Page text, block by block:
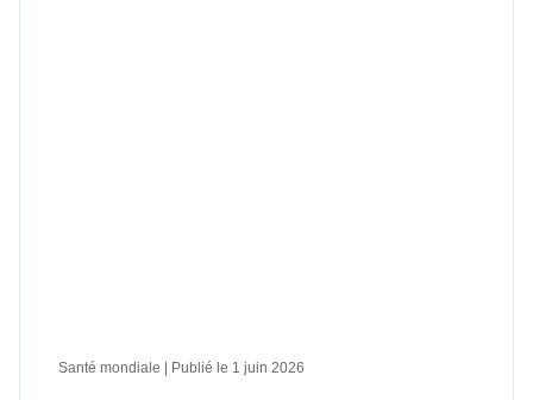
Santé mondiale | Publié le 1 juin 2026